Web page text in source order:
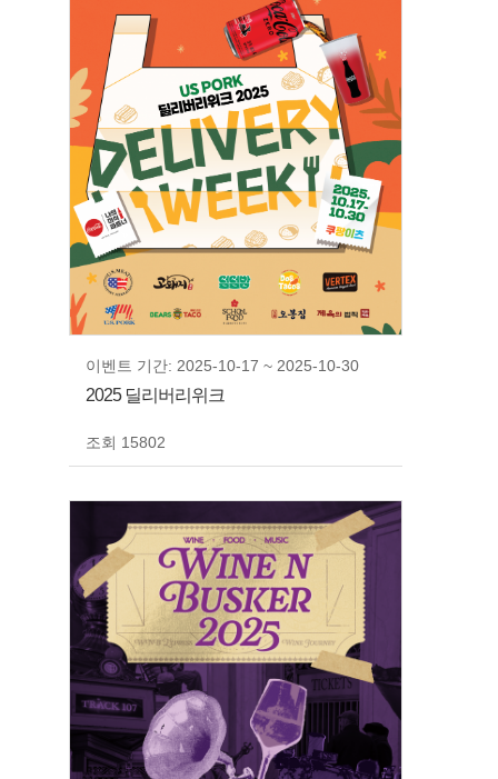
이벤트 기간: 2025-10-17 ~ 2025-10-30
2025 딜리버리위크
조회 15802